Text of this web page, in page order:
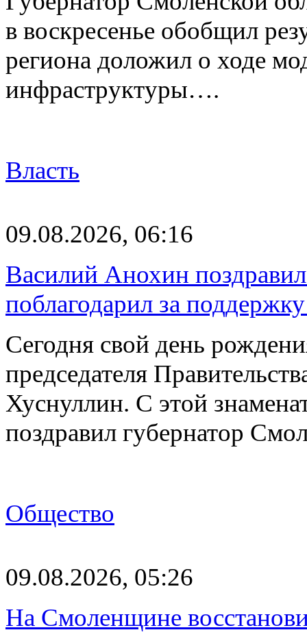
в воскресенье обобщил
региона доложил о ходе
инфраструктуры….
Власть
09.08.2026, 06:16
Василий Анохин
поблагодарил за
Сегодня свой день
председателя
Хуснуллин. С этой
поздравил губернатор
Общество
09.08.2026, 05:26
На Смоленщине